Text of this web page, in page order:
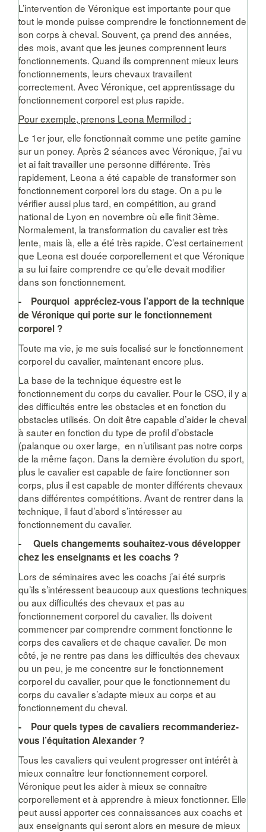
L’intervention de Véronique est importante pour que
tout le monde puisse comprendre le fonctionnement de
son corps à cheval. Souvent, ça prend des années,
des mois, avant que les jeunes comprennent leurs
fonctionnements. Quand ils comprennent mieux leurs
fonctionnements, leurs chevaux travaillent
correctement. Avec Véronique, cet apprentissage du
fonctionnement corporel est plus rapide.
Pour exemple, prenons Leona Mermillod :
Le 1er jour, elle fonctionnait comme une petite gamine
sur un poney. Après 2 séances avec Véronique, j’ai vu
et ai fait travailler une personne différente. Très
rapidement, Leona a été capable de transformer son
fonctionnement corporel lors du stage. On a pu le
vérifier aussi plus tard, en compétition, au grand
national de Lyon en novembre où elle finit 3ème.
Normalement, la transformation du cavalier est très
lente, mais là, elle a été très rapide. C’est certainement
que Leona est douée corporellement et que Véronique
a su lui faire comprendre ce qu’elle devait modifier
dans son fonctionnement.
- Pourquoi appréciez-vous l’apport de la technique
de Véronique qui porte sur le fonctionnement
corporel ?
Toute ma vie, je me suis focalisé sur le fonctionnement
corporel du cavalier, maintenant encore plus.
La base de la technique équestre est le
fonctionnement du corps du cavalier. Pour le CSO, il y a
des difficultés entre les obstacles et en fonction du
obstacles utilisés. On doit être capable d’aider le cheval
à sauter en fonction du type de profil d’obstacle
(palanque ou oxer large, en n’utilisant pas notre corps
de la même façon. Dans la dernière évolution du sport,
plus le cavalier est capable de faire fonctionner son
corps, plus il est capable de monter différents chevaux
dans différentes compétitions. Avant de rentrer dans la
technique, il faut d’abord s’intéresser au
fonctionnement du cavalier.
- Quels changements souhaitez-vous développer
chez les enseignants et les coachs ?
Lors de séminaires avec les coachs j’ai été surpris
qu’ils s’intéressent beaucoup aux questions techniques
ou aux difficultés des chevaux et pas au
fonctionnement corporel du cavalier. Ils doivent
commencer par comprendre comment fonctionne le
corps des cavaliers et de chaque cavalier. De mon
côté, je ne rentre pas dans les difficultés des chevaux
ou un peu, je me concentre sur le fonctionnement
corporel du cavalier, pour que le fonctionnement du
corps du cavalier s’adapte mieux au corps et au
fonctionnement du cheval.
- Pour quels types de cavaliers recommanderiez-
vous l’équitation Alexander ?
Tous les cavaliers qui veulent progresser ont intérêt à
mieux connaître leur fonctionnement corporel.
Véronique peut les aider à mieux se connaitre
corporellement et à apprendre à mieux fonctionner. Elle
peut aussi apporter ces connaissances aux coachs et
aux enseignants qui seront alors en mesure de mieux